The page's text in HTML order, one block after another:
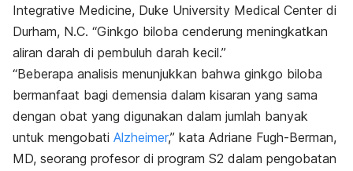
Integrative Medicine, Duke University Medical Center di
Durham, N.C. “Ginkgo biloba cenderung meningkatkan
aliran darah di pembuluh darah kecil.”
“Beberapa analisis menunjukkan bahwa ginkgo biloba
bermanfaat bagi demensia dalam kisaran yang sama
dengan obat yang digunakan dalam jumlah banyak
untuk mengobati Alzheimer,” kata Adriane Fugh-Berman,
MD, seorang profesor di program S2 dalam pengobatan